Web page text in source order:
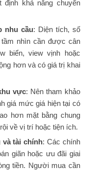
khả năng chuyển
nhu cầu: Diện tích, số
nhìn cần được cân
biển, view vịnh hoặc
hơn và có giá trị khai
vực: Nên tham khảo
giá mức giá hiện tại có
hơn mặt bằng chung
về vị trí hoặc tiện ích.
và tài chính: Các chính
giãn hoặc ưu đãi giai
tiền. Người mua cần